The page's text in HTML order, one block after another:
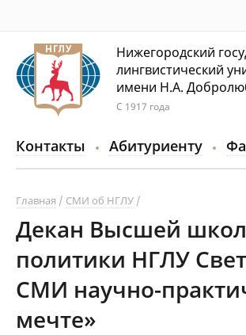
Нижегородский
лингвистический
имени Н.А.
С 1917 года
Контакты Абитуриенту
Главная СМИ об НГЛУ
Декан Высшей
политики НГЛУ
СМИ научно-
мечте»